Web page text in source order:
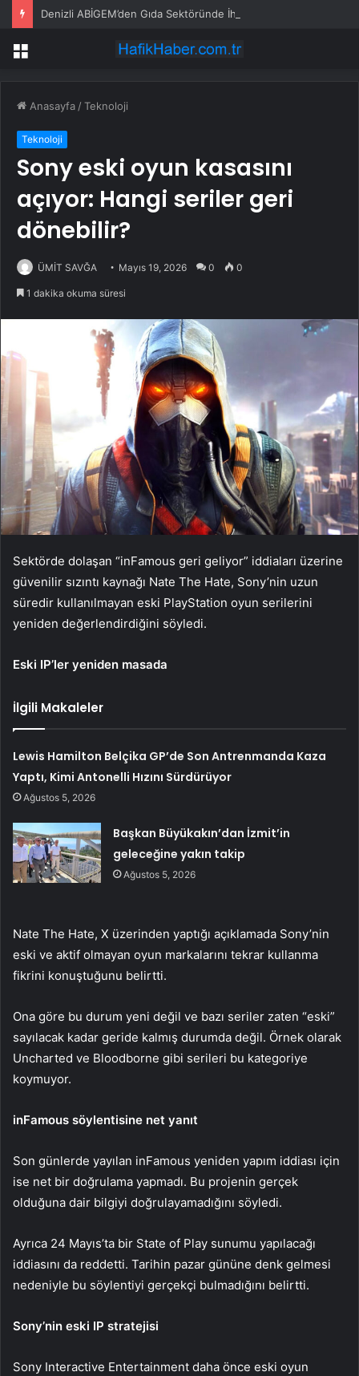
Menü
Anasayfa /Teknoloji
Teknoloji
Sony eski oyun kasasını
açıyor: Hangi seriler geri
dönebilir?
ÜMİT SAVĞA Mayıs 19, 2026 0 0
1 dakika okuma süresi
Sektörde dolaşan “inFamous geri geliyor” iddiaları üzerine
güvenilir sızıntı kaynağı Nate The Hate, Sony’nin uzun
süredir kullanılmayan eski PlayStation oyun serilerini
yeniden değerlendirdiğini söyledi.
Eski IP’ler yeniden masada
İlgili Makaleler
Lewis Hamilton Belçika GP’de Son Antrenmanda Kaza
Yaptı, Kimi Antonelli Hızını Sürdürüyor
Ağustos 5, 2026
Başkan Büyükakın’dan İzmit’in
geleceğine yakın takip
Ağustos 5, 2026
Nate The Hate, X üzerinden yaptığı açıklamada Sony’nin
eski ve aktif olmayan oyun markalarını tekrar kullanma
fikrini konuştuğunu belirtti.
Ona göre bu durum yeni değil ve bazı seriler zaten “eski”
sayılacak kadar geride kalmış durumda değil. Örnek olarak
Uncharted ve Bloodborne gibi serileri bu kategoriye
koymuyor.
inFamous söylentisine net yanıt
Son günlerde yayılan inFamous yeniden yapım iddiası için
ise net bir doğrulama yapmadı. Bu projenin gerçek
olduğuna dair bilgiyi doğrulayamadığını söyledi.
Ayrıca 24 Mayıs’ta bir State of Play sunumu yapılacağı
iddiasını da reddetti. Tarihin pazar gününe denk gelmesi
nedeniyle bu söylentiyi gerçekçi bulmadığını belirtti.
Sony’nin eski IP stratejisi
Sony Interactive Entertainment daha önce eski oyun